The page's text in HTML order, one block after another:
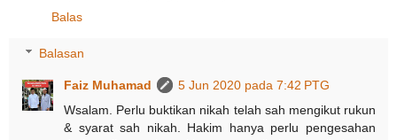
Balas
Balasan
Faiz Muhamad
5 Jun 2020 pada 7:42 PTG
Wsalam. Perlu buktikan nikah telah sah mengikut rukun
& syarat sah nikah. Hakim hanya perlu pengesahan